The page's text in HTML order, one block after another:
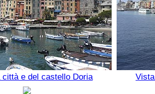
città e del castello Doria